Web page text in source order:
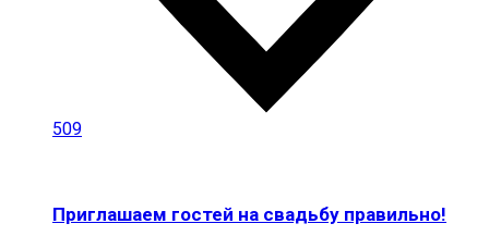
509
Приглашаем гостей на свадьбу правильно!